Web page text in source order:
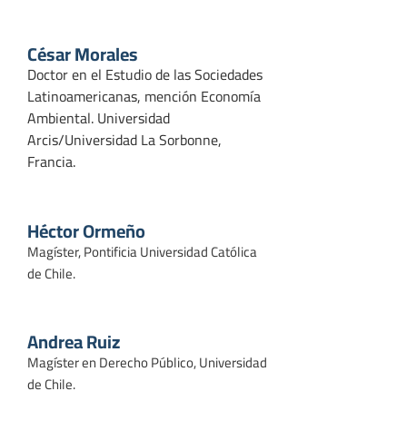
César Morales
Doctor en el Estudio de las Sociedades
Latinoamericanas, mención Economía
Ambiental. Universidad
Arcis/Universidad La Sorbonne,
Francia.
Héctor Ormeño
Magíster, Pontificia Universidad Católica
de Chile.
Andrea Ruiz
Magíster en Derecho Público, Universidad
de Chile.